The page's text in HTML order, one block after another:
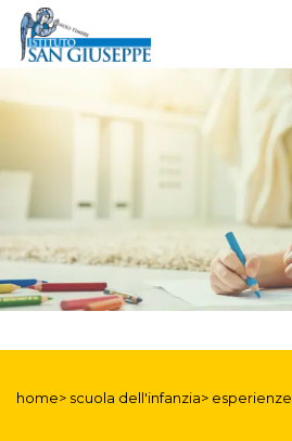
home> scuola dell'infanzia> esperienze